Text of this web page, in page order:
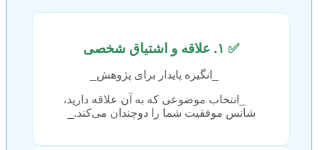
✅ ۱. علاقه و اشتیاق شخصی
_انگیزه پایدار برای پژوهش_
_انتخاب موضوعی که به آن علاقه دارید،
شانس موفقیت شما را دوچندان می‌کند._